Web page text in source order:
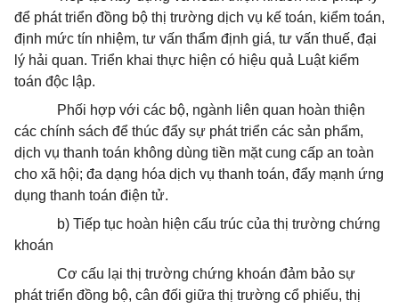
để phát triển đồng bộ thị trường dịch vụ kế toán, kiểm toán,
định mức tín nhiệm, tư vấn thẩm định giá, tư vấn thuế, đại
lý hải quan. Triển khai thực hiện có hiệu quả Luật kiểm
toán độc lập.
Phối hợp với các bộ, ngành liên quan hoàn thiện
các chính sách để thúc đẩy sự phát triển các sản phẩm,
dịch vụ thanh toán không dùng tiền mặt cung cấp an toàn
cho xã hội; đa dạng hóa dịch vụ thanh toán, đẩy mạnh ứng
dụng thanh toán điện tử.
b) Tiếp tục hoàn hiện cấu trúc của thị trường chứng
khoán
Cơ cấu lại thị trường chứng khoán đảm bảo sự
phát triển đồng bộ, cân đối giữa thị trường cổ phiếu, thị